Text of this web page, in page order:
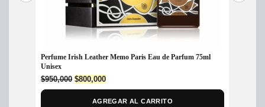
Perfume Irish Leather Memo Paris Eau de Parfum 75ml
Unisex
$950,000 Original
price
$800,000Current
price
is:
AGREGAR AL CARRITO